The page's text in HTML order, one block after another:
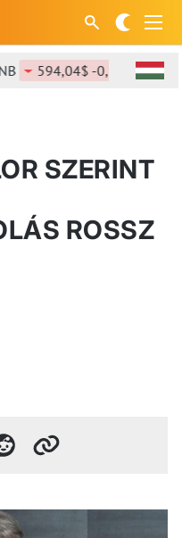
594,04$ -0,73% SOL
SZERINT
ROSSZ